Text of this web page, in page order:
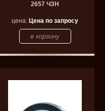
2657 ЧЗН
цена: Цена по запросу